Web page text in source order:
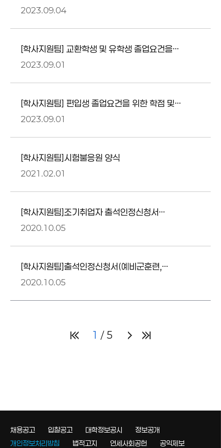
2023.09.04
[학사지원팀] 교환학생 및 유학생 졸업요건을
위한 전공 및 교양과목 인정원
2023.09.01
[학사지원팀] 편입생 졸업요건을 위한 학점 및
과목 인정원
2023.09.01
[학사지원팀]시험불응원 양식
2021.02.01
[학사지원팀]조기취업자 출석인정신청서
(조기취업계)
2020.10.05
[학사지원팀]출석인정신청서(예비군훈련,
교육실습, 생리결석, 재난위기, 총장승인행사,
2020.10.05
1 5
채용공고 입찰공고 대학정보공시
정보공개
개인정보처리방침
법적고지 연세사회공헌
공익제보